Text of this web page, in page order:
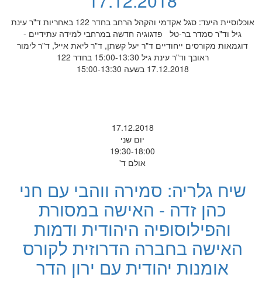
אוכלוסיית היעד: סגל אקדמי והקהל הרחב בחדר 122 באחריות ד"ר עינת
גיל וד"ר סמדר בר-טל פדגוגיה חדשה במרחבי למידה עתידיים -
דוגמאות מקורסים ייחודיים ד"ר יעל קשתן, ד"ר ליאת אייל, ד"ר לימור
ראובך וד"ר עינת גיל 15:00-13:30 בחדר 122
17.12.2018 בשעה 15:00-13:30
17.12.2018
יום שני
19:30-18:00
אולם ד'
שיח גלריה: סמירה ווהבי עם חני
כהן זדה - האישה במסורת
והפילוסופיה היהודית ודמות
האישה בחברה הדרוזית לקורס
אומנות יהודית עם ירון הדר